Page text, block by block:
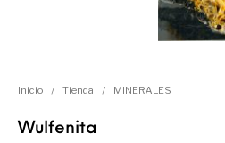
Inicio / Tienda / MINERALES
Wulfenita